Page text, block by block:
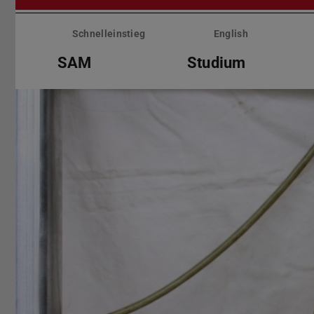
Menü
überspringenSchnelleinstieg English
SAM Studium